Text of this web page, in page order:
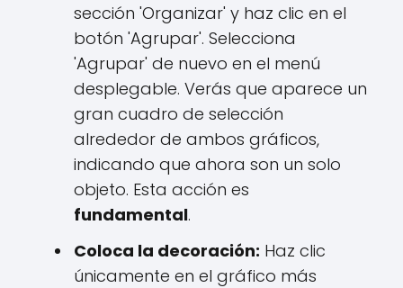
sección 'Organizar' y haz clic en el
botón 'Agrupar'. Selecciona
'Agrupar' de nuevo en el menú
desplegable. Verás que aparece un
gran cuadro de selección
alrededor de ambos gráficos,
indicando que ahora son un solo
objeto. Esta acción es
fundamental.
Coloca la decoración: Haz clic
únicamente en el gráfico más